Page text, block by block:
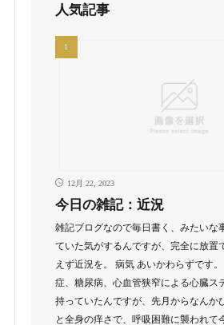
人気記事
12月 22, 2023
今日の雑記：近況
雑記ブログなので毎日書く、みたいな
ていた気がするんですが、完全に放置
えず近況を。 病気 あいかわらずです
症、糖尿病、心血管狭窄による心臓ス
持っていたんですが、先月からなんか
と全身の痒さで、呼吸困難に襲われて